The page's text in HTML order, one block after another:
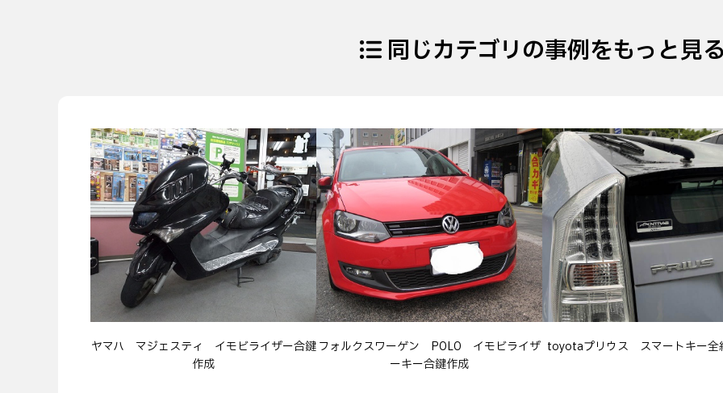
同じカテゴリの事例をもっと見る
ヤマハ マジェスティ イモビライザー合鍵
作成
フォルクスワーゲン POLO イモビライザ
ーキー合鍵作成
toyotaプリウス スマートキー全